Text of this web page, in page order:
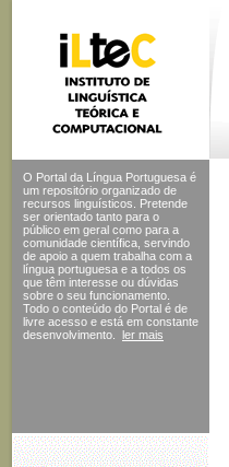
O Portal da Língua Portuguesa é
um repositório organizado de
recursos linguísticos. Pretende
ser orientado tanto para o
público em geral como para a
comunidade científica, servindo
de apoio a quem trabalha com a
língua portuguesa e a todos os
que têm interesse ou dúvidas
sobre o seu funcionamento.
Todo o conteúdo do Portal é de
livre acesso e está em constante
desenvolvimento.
ler mais